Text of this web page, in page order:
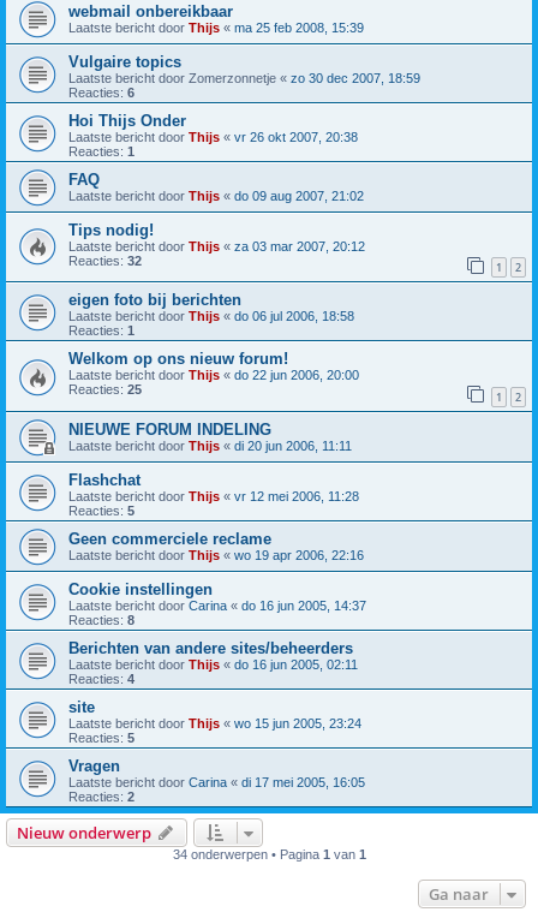
webmail onbereikbaar
Laatste bericht door Thijs « ma 25 feb 2008, 15:39
Vulgaire topics
Laatste bericht door Zomerzonnetje « zo 30 dec 2007, 18:59
Reacties: 6
Hoi Thijs Onder
Laatste bericht door Thijs « vr 26 okt 2007, 20:38
Reacties: 1
FAQ
Laatste bericht door Thijs « do 09 aug 2007, 21:02
Tips nodig!
Laatste bericht door Thijs « za 03 mar 2007, 20:12
Reacties: 32 1 2
eigen foto bij berichten
Laatste bericht door Thijs « do 06 jul 2006, 18:58
Reacties: 1
Welkom op ons nieuw forum!
Laatste bericht door Thijs « do 22 jun 2006, 20:00
Reacties: 25 1 2
NIEUWE FORUM INDELING
Laatste bericht door Thijs « di 20 jun 2006, 11:11
Flashchat
Laatste bericht door Thijs « vr 12 mei 2006, 11:28
Reacties: 5
Geen commerciele reclame
Laatste bericht door Thijs « wo 19 apr 2006, 22:16
Cookie instellingen
Laatste bericht door Carina « do 16 jun 2005, 14:37
Reacties: 8
Berichten van andere sites/beheerders
Laatste bericht door Thijs « do 16 jun 2005, 02:11
Reacties: 4
site
Laatste bericht door Thijs « wo 15 jun 2005, 23:24
Reacties: 5
Vragen
Laatste bericht door Carina « di 17 mei 2005, 16:05
Reacties: 2
Nieuw onderwerp
34 onderwerpen • Pagina 1 van 1
Ga naar